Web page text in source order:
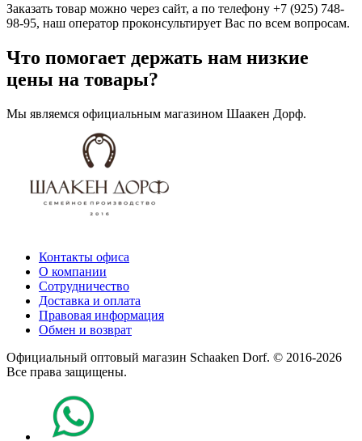
Заказать товар можно через сайт, а по телефону +7 (925) 748-
98-95, наш оператор проконсультирует Вас по всем вопросам.
Что помогает держать нам низкие
цены на товары?
Мы являемся официальным магазином Шаакен Дорф.
Контакты офиса
О компании
Сотрудничество
Доставка и оплата
Правовая информация
Обмен и возврат
Официальный оптовый магазин Schaaken Dorf. © 2016-2026
Все права защищены.